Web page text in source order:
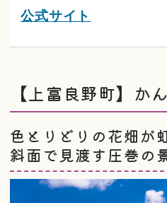
公式サイト
【上富良野町】か
色とりどりの花畑が
斜面で見渡す圧巻の